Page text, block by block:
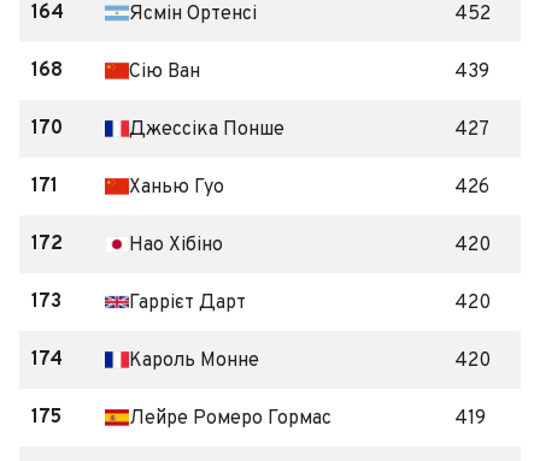
164 Ясмін Ортенсі 452
168 Сію Ван 439
170 Джессіка Понше 427
171 Ханью Гуо 426
172 Нао Хібіно 420
173 Гаррієт Дарт 420
174 Кароль Монне 420
175 Лейре Ромеро Гормас 419